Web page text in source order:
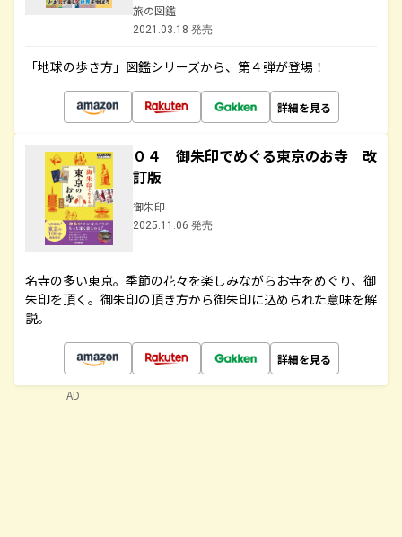
旅の図鑑
2021.03.18 発売
「地球の歩き方」図鑑シリーズから、第４弾が登場！
詳細を見る
０４ 御朱印でめぐる東京のお寺 改
訂版
御朱印
2025.11.06 発売
名寺の多い東京。季節の花々を楽しみながらお寺をめぐり、御
朱印を頂く。御朱印の頂き方から御朱印に込められた意味を解
説。
詳細を見る
AD